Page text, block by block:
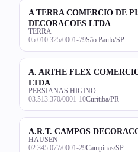
A TERRA COMERCIO DE
DECORACOES LTDA
TERRA
05.010.325/0001-79São Paulo/SP
A. ARTHE FLEX
LTDA
PERSIANAS HIGINO
03.513.370/0001-10Curitiba/PR
A.R.T. CAMPOS
HAUSEN
02.345.077/0001-29Campinas/SP